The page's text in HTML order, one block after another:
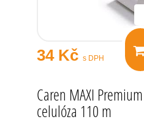
34 Kč s DPH
Caren MAXI
celulóza 110 m